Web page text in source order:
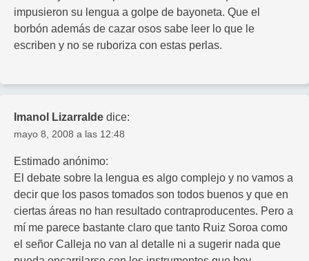
impusieron su lengua a golpe de bayoneta. Que el
borbón además de cazar osos sabe leer lo que le
escriben y no se ruboriza con estas perlas.
Imanol Lizarralde dice:
mayo 8, 2008 a las 12:48
Estimado anónimo:
El debate sobre la lengua es algo complejo y no vamos a
decir que los pasos tomados son todos buenos y que en
ciertas áreas no han resultado contraproducentes. Pero a
mí me parece bastante claro que tanto Ruiz Soroa como
el señor Calleja no van al detalle ni a sugerir nada que